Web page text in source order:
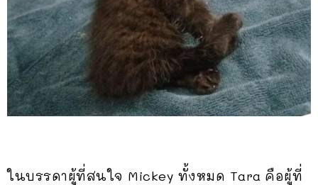
ในบรรดาผู้ที่สนใจ Mickey ทั้งหมด Tara คือผู้ที่